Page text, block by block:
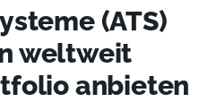
(ATS)
weltweit
anbieten